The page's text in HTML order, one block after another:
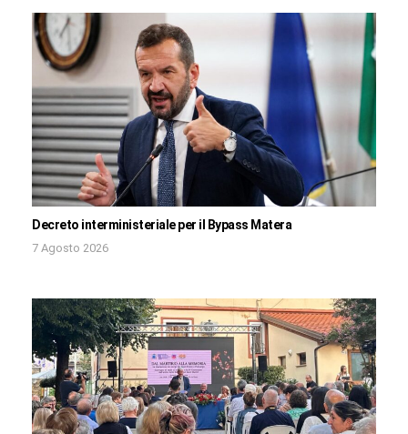
Decreto interministeriale per il Bypass Matera
7 Agosto 2026